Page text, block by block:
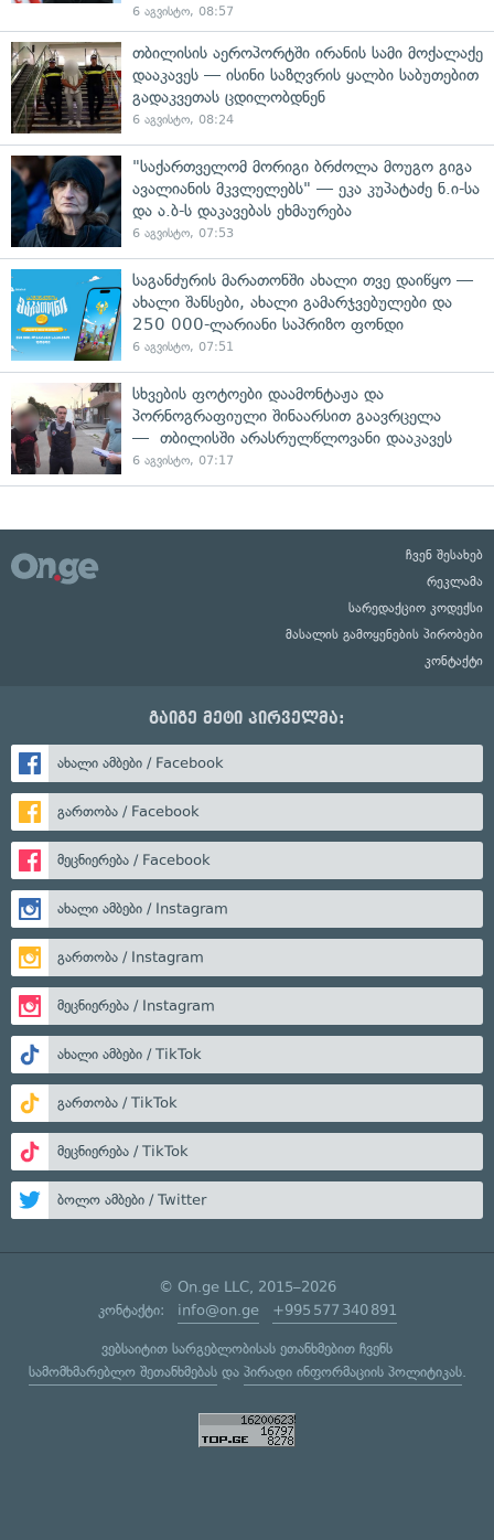
6 აგვისტო, 08:57
თბილისის აეროპორტში ირანის სამი მოქალაქე
დააკავეს — ისინი საზღვრის ყალბი საბუთებით
გადაკვეთას ცდილობდნენ
6 აგვისტო, 08:24
"საქართველომ მორიგი ბრძოლა მოუგო გიგა
ავალიანის მკვლელებს" — ეკა კუპატაძე ნ.ი-სა
და ა.ბ-ს დაკავებას ეხმაურება
6 აგვისტო, 07:53
საგანძურის მარათონში ახალი თვე დაიწყო —
ახალი შანსები, ახალი გამარჯვებულები და
250 000-ლარიანი საპრიზო ფონდი
6 აგვისტო, 07:51
სხვების ფოტოები დაამონტაჟა და
პორნოგრაფიული შინაარსით გაავრცელა
— თბილისში არასრულწლოვანი დააკავეს
6 აგვისტო, 07:17
ჩვენ შესახებ
რეკლამა
სარედაქციო კოდექსი
მასალის გამოყენების პირობები
კონტაქტი
გაიგე მეტი პირველმა:
ახალი ამბები / Facebook
გართობა / Facebook
მეცნიერება / Facebook
ახალი ამბები / Instagram
გართობა / Instagram
მეცნიერება / Instagram
ახალი ამბები / TikTok
გართობა / TikTok
მეცნიერება / TikTok
ბოლო ამბები / Twitter
© On.ge LLC, 2015–2026
კონტაქტი: info@on.ge +995 577 340 891
ვებსაიტით სარგებლობისას ეთანხმებით ჩვენს
სამომხმარებლო შეთანხმებასდა პირადი ინფორმაციის პოლიტიკას.